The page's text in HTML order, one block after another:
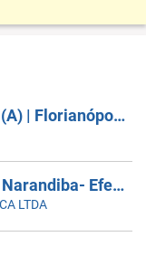
Vendedor(A) Externo (A) | Florianópolis, São Jose, Palhoça
Auxiliar De Limpeza- Narandiba- Efetivo
LTDA